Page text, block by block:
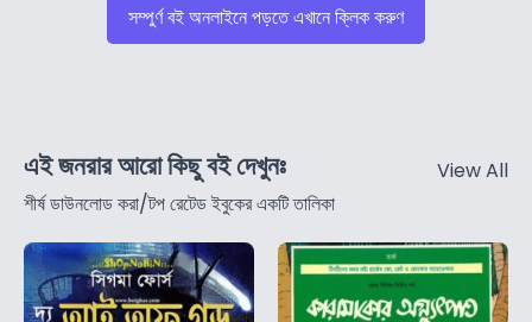
সম্পুর্ণ বই অনলাইনে পড়তে এখানে ক্লিক করুণ
এই জনরার আরো কিছু বই দেখুনঃ
শীর্ষ ডাউনলোড করা/টপ রেটেড ইবুকের একটি তালিকা
View All